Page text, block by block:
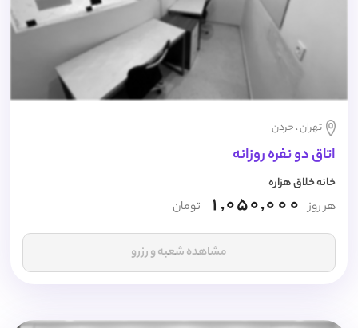
تهران ، جردن
اتاق دو نفره روزانه
خانه خلاق هزاره
هر روز 1,050,000 تومان
مشاهده شعبه و رزرو